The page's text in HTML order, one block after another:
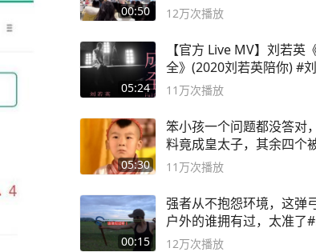
00:50 12万次播放
05:24
【官方 Live MV】刘若英
全》(2020刘若英陪你) #
英 #成全
11万次播放
05:30
笨小孩一个问题都没答对
料竟成皇太子，其余四个
死
11万次播放
00:15
强者从不抱怨环境，这弹
户外的谁拥有过，太准了#
弓#户外
12万次播放